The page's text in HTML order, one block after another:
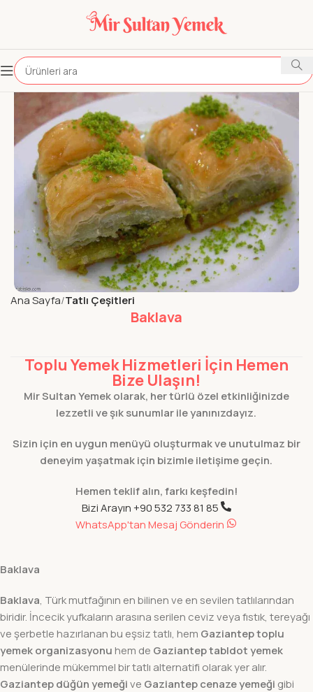
Ana Sayfa Tatlı Çeşitleri
Baklava
Toplu Yemek Hizmetleri İçin Hemen
Bize Ulaşın!
Mir Sultan Yemek olarak, her türlü özel etkinliğinizde
lezzetli ve şık sunumlar ile yanınızdayız.
Sizin için en uygun menüyü oluşturmak ve unutulmaz bir
deneyim yaşatmak için bizimle iletişime geçin.
Hemen teklif alın, farkı keşfedin!
Bizi Arayın +90 532 733 81 85
WhatsApp'tan Mesaj Gönderin
Baklava
Baklava, Türk mutfağının en bilinen ve en sevilen tatlılarından
biridir. İncecik yufkaların arasına serilen ceviz veya fıstık, tereyağı
ve şerbetle hazırlanan bu eşsiz tatlı, hem Gaziantep toplu
yemek organizasyonu hem de Gaziantep tabldot yemek
menülerinde mükemmel bir tatlı alternatifi olarak yer alır.
Gaziantep düğün yemeğive Gaziantep cenaze yemeği gibi